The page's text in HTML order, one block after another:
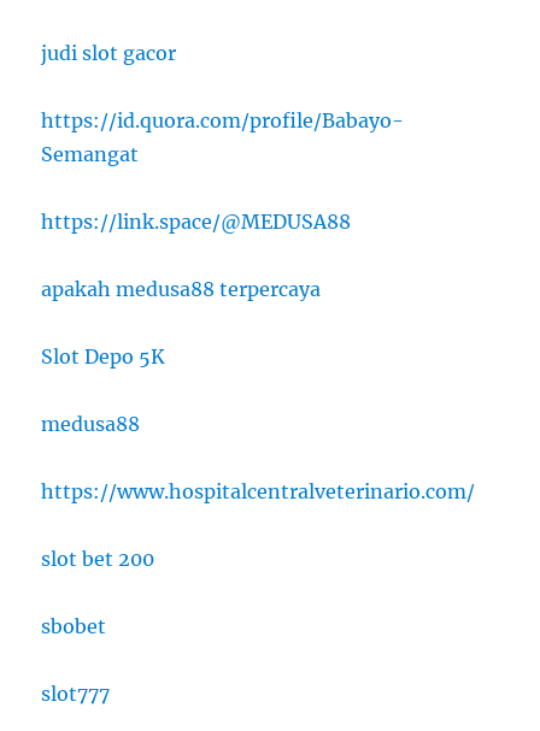
judi slot gacor
https://id.quora.com/profile/Babayo-
Semangat
https://link.space/@MEDUSA88
apakah medusa88 terpercaya
Slot Depo 5K
medusa88
https://www.hospitalcentralveterinario.com/
slot bet 200
sbobet
slot777